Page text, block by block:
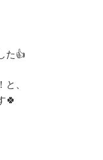
た👍
、
🍀